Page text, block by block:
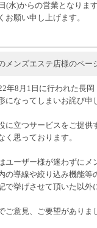
(水)からの営業となりま
お願い申し上げます。
メンズエステ店様のペー
年8月1日に行われた長
になってしまいお詫び申
に立つサービスをご提
く思っております。
ユーザー様が迷わずに
の導線や絞り込み機能等
で挙げさせて頂いた以
ご意見、ご要望があり